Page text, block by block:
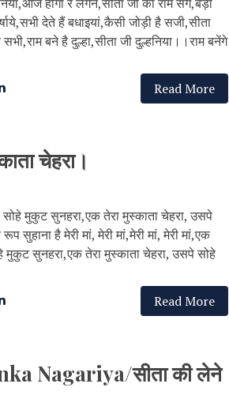
देते हैं बधाइयां,कैसी जोड़ी है सजी,सीता
बने है दुल्हा,सीता जी दुल्हनिया।।राम बनेंगे
Read More
चेहरा।
मुकुट सुनहरा,एक तेरा मुस्काता चेहरा, उसपे
सुहाना है मेरी मां, मेरी मां,मेरी मां, मेरी मां,एक
मुकुट सुनहरा,एक तेरा मुस्काता चेहरा, उसपे सोहे
Read More
Nagariya/सीता की लेने